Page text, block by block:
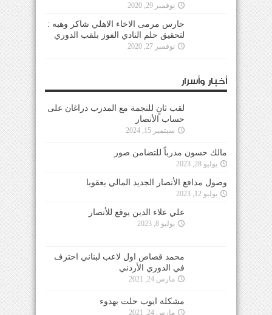
نوفمبر 29, 2020
حارس مرمى الاخاء الاهلي شاكر وهبه :
لتحقيق حلم النادي الفوز بلقب الدوري
نوفمبر 27, 2020
أخبار وأسرار
لقب ثانٍ للنجمة مع المدرب دراغان على
حساب الأنصار
سبتمبر 15, 2024
مالك حسون مدرباً للتضامن صور
يوليو 28, 2023
وصول مدافع الأنصار الجديد المالي يعقوبا
يوليو 12, 2023
علي علاء الدين يوقع للأنصار
يوليو 8, 2023
محمد قصاص اول لاعب لبناني احترف
في الدوري الأردني
مارس 24, 2021
مشكلة ايوب حلت بهدوء
مارس 24, 2021